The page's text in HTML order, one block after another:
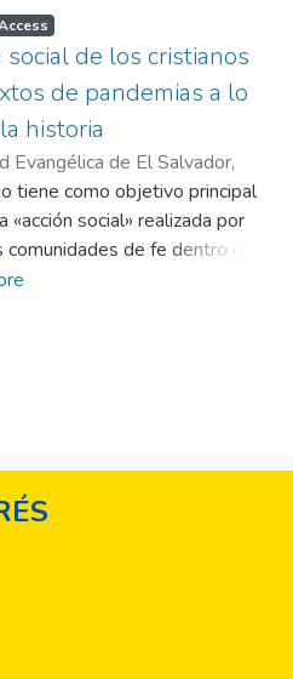
social de los cristianos
de pandemias a lo
historia
Evangélica de El Salvador,
Berríos, Marco Antonio
tiene como objetivo principal
«acción social» realizada por
de fe dentro de la
Es importante